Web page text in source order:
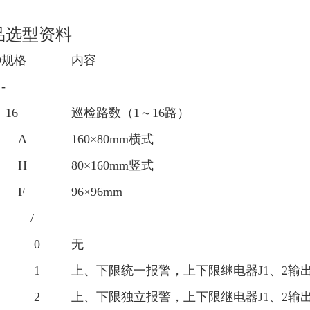
选型资料
规格
内容
-
16
巡检路数（1～16路）
A
160×80mm横式
H
80×160mm竖式
F
96×96mm
/
0
无
1
上、下限统一报警，上下限继电器J1、2输
2
上、下限独立报警，上下限继电器J1、2输